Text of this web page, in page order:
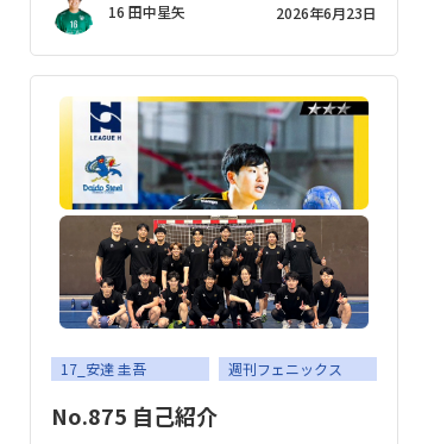
16 田中星矢 2026年6月23日
17_安達 圭吾 週刊フェニックス
No.875 自己紹介